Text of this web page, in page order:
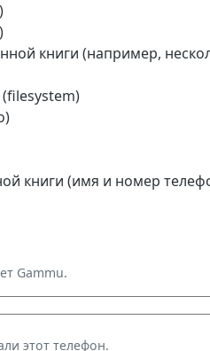
книги (например,
книги (имя и номер
Gammu.
этот телефон.